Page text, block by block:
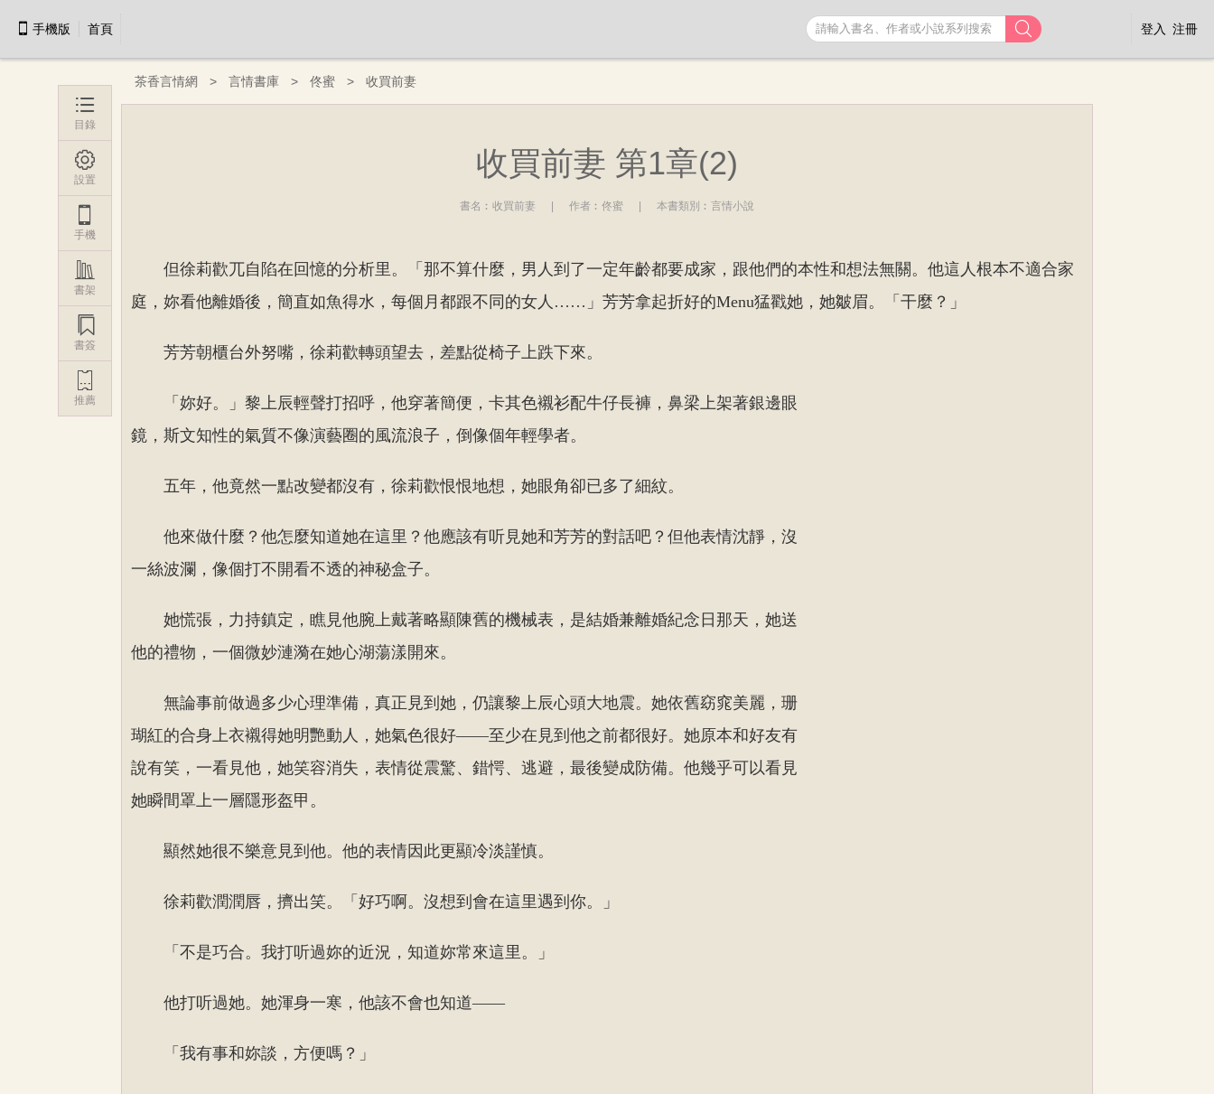
手機版 首頁 登入 注冊

茶香言情網 言情書庫 佟蜜 收買前妻
收買前妻 第1章(2)
書名︰ 收買前妻 作者︰ 佟蜜 本書類別︰ 言情小說
但徐莉歡兀自陷在回憶的分析里。「那不算什麼，男人到了一定年齡都要成家，跟他們的本性和想法無關。他這人根本不適合家
庭，妳看他離婚後，簡直如魚得水，每個月都跟不同的女人……」芳芳拿起折好的Menu猛戳她，她皺眉。「干麼？」
芳芳朝櫃台外努嘴，徐莉歡轉頭望去，差點從椅子上跌下來。
「妳好。」黎上辰輕聲打招呼，他穿著簡便，卡其色襯衫配牛仔長褲，鼻梁上架著銀邊眼
鏡，斯文知性的氣質不像演藝圈的風流浪子，倒像個年輕學者。
五年，他竟然一點改變都沒有，徐莉歡恨恨地想，她眼角卻已多了細紋。
他來做什麼？他怎麼知道她在這里？他應該有听見她和芳芳的對話吧？但他表情沈靜，沒
一絲波瀾，像個打不開看不透的神秘盒子。
她慌張，力持鎮定，瞧見他腕上戴著略顯陳舊的機械表，是結婚兼離婚紀念日那天，她送
他的禮物，一個微妙漣漪在她心湖蕩漾開來。
無論事前做過多少心理準備，真正見到她，仍讓黎上辰心頭大地震。她依舊窈窕美麗，珊
瑚紅的合身上衣襯得她明艷動人，她氣色很好——至少在見到他之前都很好。她原本和好友有
說有笑，一看見他，她笑容消失，表情從震驚、錯愕、逃避，最後變成防備。他幾乎可以看見
她瞬間罩上一層隱形盔甲。
顯然她很不樂意見到他。他的表情因此更顯冷淡謹慎。
徐莉歡潤潤唇，擠出笑。「好巧啊。沒想到會在這里遇到你。」
「不是巧合。我打听過妳的近況，知道妳常來這里。」
他打听過她。她渾身一寒，他該不會也知道——
「我有事和妳談，方便嗎？」

目錄

設置
手機

書架

書簽

推薦